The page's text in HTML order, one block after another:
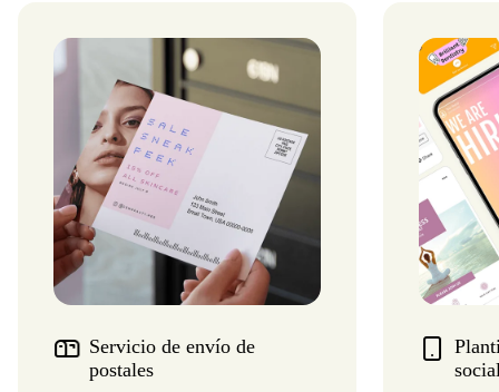
Servicio de envío de
postales